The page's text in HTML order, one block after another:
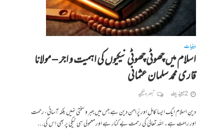
دینیات
اسلام میں چھوٹی چھوٹی نیکیوں کی اہمیت و اجر – مولانا
قاری محمد سلمان عثمانی
2 مہینے پہلے تبصرہ لکھیے
دینِ اسلام ایک ایسا کامل اور پُرامن دین ہے جس میں جبر و سختی نہیں بلکہ آسانی، رحمت
اور راحت ہے۔ اللہ تعالیٰ کی رحمت بے کنار ہے اور معمولی سی نیکی پر بھی اس کی...